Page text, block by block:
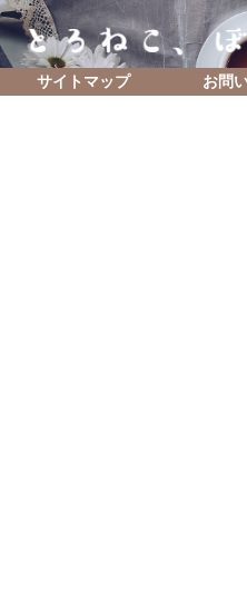
サイトマップ お問